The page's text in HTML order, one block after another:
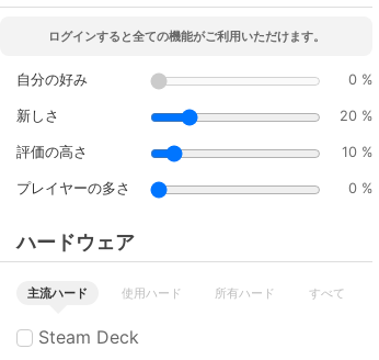
ログインすると全ての機能がご利用いただけます。
自分の好み 0 %
新しさ 20 %
評価の高さ 10 %
プレイヤーの多さ 0 %
ハードウェア
主流ハード 使用ハード 所有ハード すべて
Steam Deck